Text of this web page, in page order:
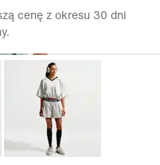
cenę z okresu 30 dni